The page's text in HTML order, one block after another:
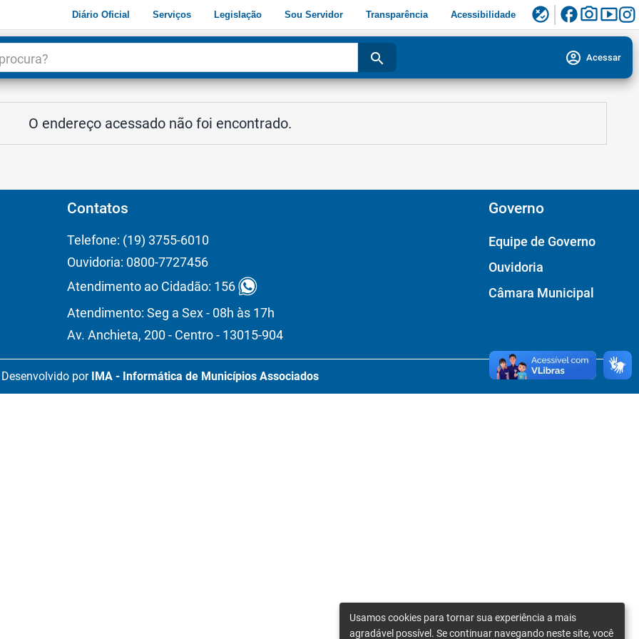
Diário Oficial Serviços Legislação Sou Servidor Transparência Acessibilidade flaky facebookphoto_camerasmart_display
search account_circle Acessar
O endereço acessado não foi encontrado.
Contatos
Telefone: (19) 3755-6010
Ouvidoria: 0800-7727456
Atendimento ao Cidadão: 156
Atendimento: Seg a Sex - 08h às 17h
Av. Anchieta, 200 - Centro - 13015-904
Governo
Equipe de Governo
Ouvidoria
Câmara Municipal
Desenvolvido por IMA - Informática de Municípios Associados
Usamos cookies para tornar sua experiência a mais
agradável possível. Se continuar navegando neste site, você